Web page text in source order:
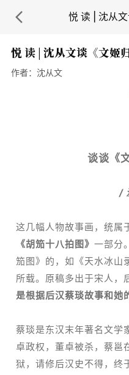
悦 读 | 沈从文
悦 读 | 沈从文谈《文姬
作者： 沈从文
谈谈《
/
这几幅人物故事画，统属
《胡笳十八拍图》 一部分
笳图》的，如《天水冰山
所载。原稿多出于宋人，
是根据后汉蔡琰故事和她
蔡琰是东汉末年著名文学
卓政权，董卓被杀，蔡邕
狱，请修后汉史不得，终